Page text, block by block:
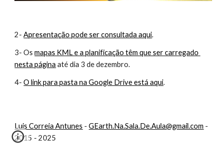
2- Apresentação pode ser consultada aqui.
3- Os mapas KML e a planificação têm que ser carregado
nesta página até dia 3 de dezembro.
4- O link para pasta na Google Drive está aqui.
Luis Correia Antunes - GEarth.Na.Sala.De.Aula@gmail.com -
2015 - 2025